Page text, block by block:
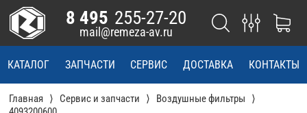
КАТАЛОГ ЗАПЧАСТИ СЕРВИС ДОСТАВКА КОНТАКТЫ
8 495 255-27-20
mail@remeza-av.ru
Главная Сервис и запчасти
Воздушные фильтры